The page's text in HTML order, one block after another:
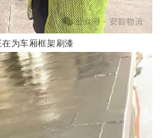
为车厢框架刷漆